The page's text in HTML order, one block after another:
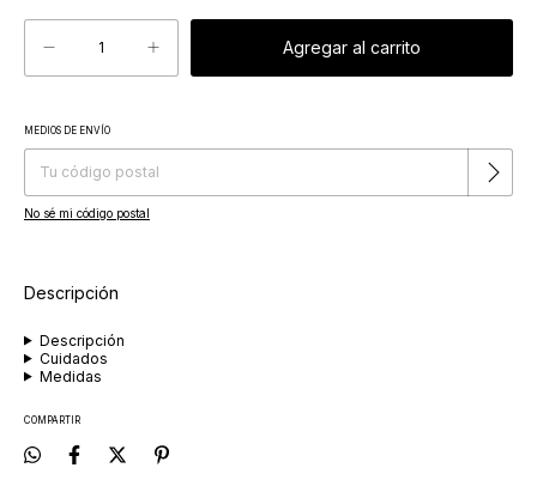
Entregas para el CP:
MEDIOS DE ENVÍO
No sé mi código postal
Descripción
Descripción
Cuidados
Medidas
COMPARTIR